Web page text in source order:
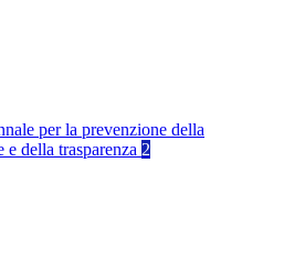
per la prevenzione della
e della trasparenza 2